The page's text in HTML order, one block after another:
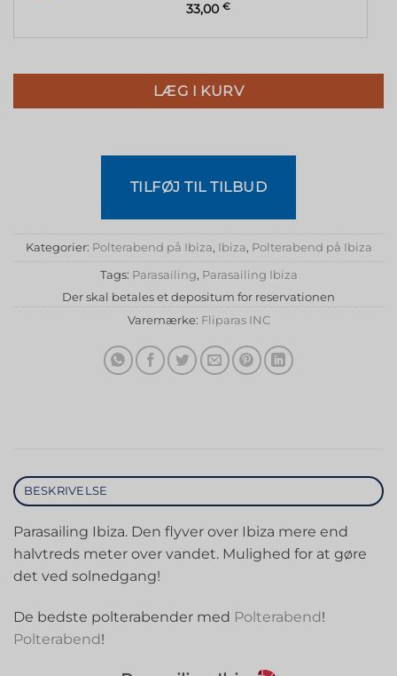
33,00 €
LÆG I KURV
TILFØJ TIL TILBUD
Kategorier: Polterabend på Ibiza, Ibiza, Polterabend på Ibiza
Tags: Parasailing, Parasailing Ibiza
Der skal betales et depositum for reservationen
Varemærke: Fliparas INC
BESKRIVELSE
Parasailing Ibiza. Den flyver over Ibiza mere end
halvtreds meter over vandet. Mulighed for at gøre
det ved solnedgang!
De bedste polterabender med Polterabend!
Polterabend!